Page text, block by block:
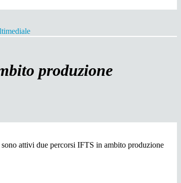
produzione
sono attivi due percorsi IFTS in ambito produzione